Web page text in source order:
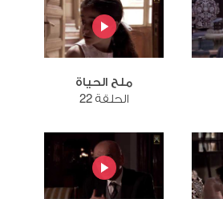
ملح الحياة
الحلقة 22